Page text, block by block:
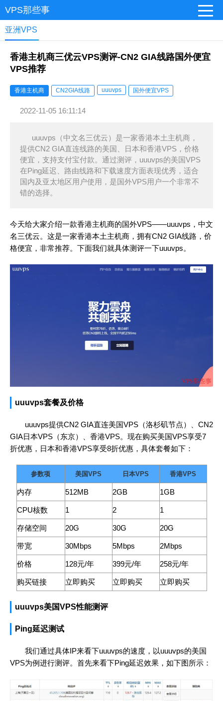
VPS那些事
亚洲VPS
香港主机商三优云VPS测评-CN2 GIA线路国外便宜
VPS推荐
香港主机商 CN2GIA线路 uuuvps 国外便宜VPS
2022-11-05 16:11:14
uuuvps（中文名三优云）是一家香港本土主机商，
提供CN2 GIA直连线路的美国、日本和香港VPS，价格
便宜，支持支付宝付款。通过测评，uuuvps的美国VPS
在Ping延迟、路由线路和下载速度方面表现优秀，适合
国内及亚太地区用户使用，是国外VPS用户一个非常不
错的选择。
今天给大家介绍一款香港主机商的国外VPS——uuuvps，中文
名三优云。这是一家香港本土主机商，拥有CN2 GIA线路，价
格便宜，非常推荐。下面我们就具体测评一下uuuvps。
uuuvps套餐及价格
uuuvps提供CN2 GIA直连美国VPS（洛杉矶节点）、CN2
GIA日本VPS（东京）、香港VPS。现在购买美国VPS享受7
折优惠，日本和香港VPS享受8折优惠，具体套餐如下：
参数项 美国VPS 日本VPS 香港VPS
内存 512MB 2GB 1GB
CPU核数 1 2 1
存储空间 20G 30G 20G
带宽 30Mbps 5Mbps 2Mbps
价格 128元/年 399元/年 258元/年
购买链接 立即购买 立即购买 立即购买
uuuvps美国VPS性能测评
Ping延迟测试
我们通过具体IP来看下uuuvps的速度，以uuuvps的美国
VPS为例进行测评。首先来看下Ping延迟效果，如下图所示：